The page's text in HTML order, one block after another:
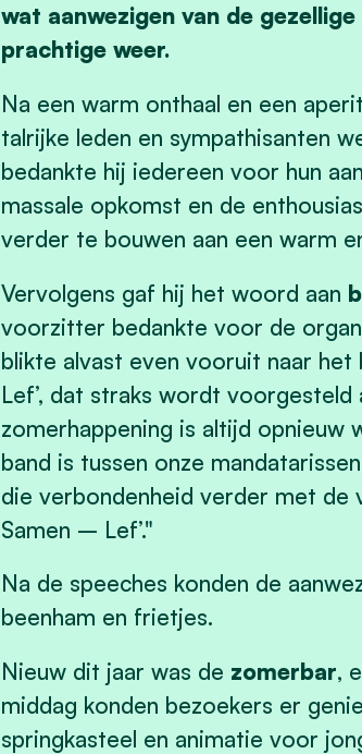
wat aanwezigen van de
prachtige weer.
Na een warm onthaal en een
talrijke leden en sympathisanten
bedankte hij iedereen voor hun
massale opkomst en de
verder te bouwen aan een warm
Vervolgens gaf hij het woord aan
voorzitter bedankte voor de
blikte alvast even vooruit naar het
Lef’, dat straks wordt voorgesteld
zomerhappening is altijd
band is tussen onze
die verbondenheid verder met de
Samen – Lef’."
Na de speeches konden de
beenham en frietjes.
Nieuw dit jaar was de zomerbar,
middag konden bezoekers er
springkasteel en animatie voor